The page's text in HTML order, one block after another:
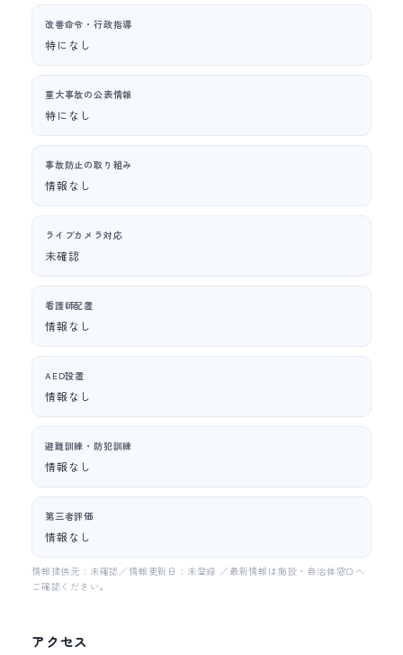
改善命令・行政指導
特になし
重大事故の公表情報
特になし
事故防止の取り組み
情報なし
ライブカメラ対応
未確認
看護師配置
情報なし
AED設置
情報なし
避難訓練・防犯訓練
情報なし
第三者評価
情報なし
情報提供元：未確認／情報更新日：未登録 ／最新情報は施設・自治体窓口へ
ご確認ください。
アクセス